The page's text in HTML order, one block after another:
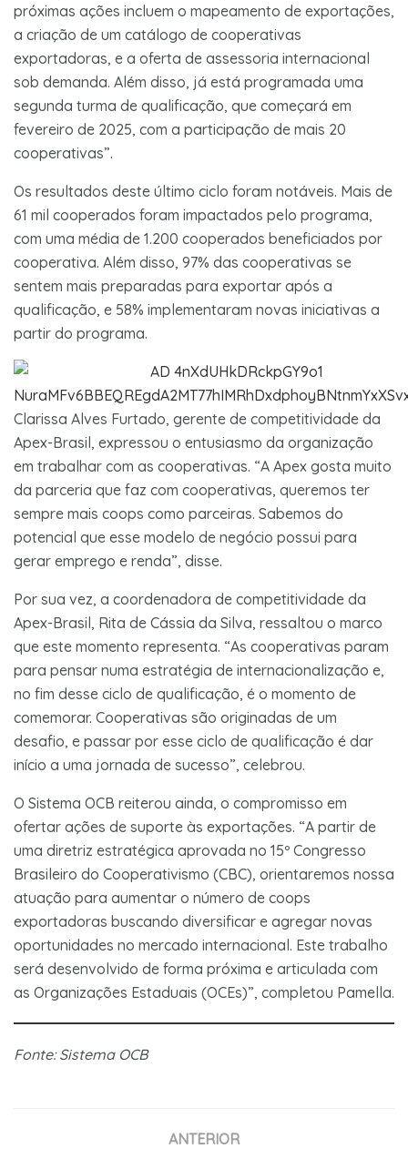
próximas ações incluem o mapeamento de exportações,
a criação de um catálogo de cooperativas
exportadoras, e a oferta de assessoria internacional
sob demanda. Além disso, já está programada uma
segunda turma de qualificação, que começará em
fevereiro de 2025, com a participação de mais 20
cooperativas”.
Os resultados deste último ciclo foram notáveis. Mais de
61 mil cooperados foram impactados pelo programa,
com uma média de 1.200 cooperados beneficiados por
cooperativa. Além disso, 97% das cooperativas se
sentem mais preparadas para exportar após a
qualificação, e 58% implementaram novas iniciativas a
partir do programa.
Clarissa Alves Furtado, gerente de competitividade da
Apex-Brasil, expressou o entusiasmo da organização
em trabalhar com as cooperativas. “A Apex gosta muito
da parceria que faz com cooperativas, queremos ter
sempre mais coops como parceiras. Sabemos do
potencial que esse modelo de negócio possui para
gerar emprego e renda”, disse.
Por sua vez, a coordenadora de competitividade da
Apex-Brasil, Rita de Cássia da Silva, ressaltou o marco
que este momento representa. “As cooperativas param
para pensar numa estratégia de internacionalização e,
no fim desse ciclo de qualificação, é o momento de
comemorar. Cooperativas são originadas de um
desafio, e passar por esse ciclo de qualificação é dar
início a uma jornada de sucesso”, celebrou.
O Sistema OCB reiterou ainda, o compromisso em
ofertar ações de suporte às exportações. “A partir de
uma diretriz estratégica aprovada no 15º Congresso
Brasileiro do Cooperativismo (CBC), orientaremos nossa
atuação para aumentar o número de coops
exportadoras buscando diversificar e agregar novas
oportunidades no mercado internacional. Este trabalho
será desenvolvido de forma próxima e articulada com
as Organizações Estaduais (OCEs)”, completou Pamella.
Fonte: Sistema OCB
ANTERIOR